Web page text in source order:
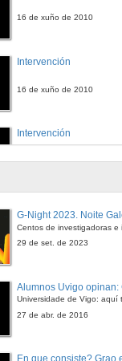
16 de xuño de 2010
Intervención
16 de xuño de 2010
Intervención
16 de xuño de 2010
16 de xuño de 2010
16 de xuño de 2010
29 de set. de 2023
Universidade de Vigo: aquí
27 de abr. de 2016